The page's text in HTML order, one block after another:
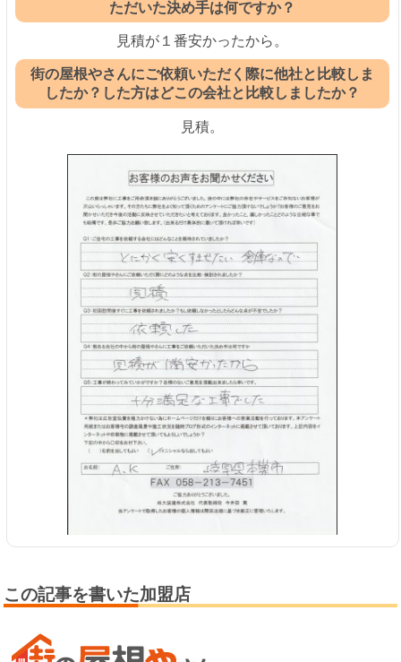
ただいた決め手は何ですか？
見積が１番安かったから。
街の屋根やさんにご依頼いただく際に他社と比較しま
したか？した方はどこの会社と比較しましたか？
見積。
この記事を書いた加盟店